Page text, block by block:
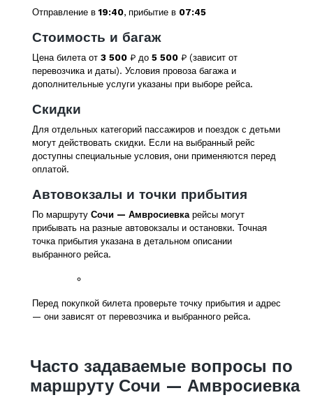
Отправление в19:40, прибытие в 07:45
Стоимость и багаж
Цена билета от 3 500 ₽ до 5 500 ₽ (зависит от
перевозчика и даты). Условия провоза багажа и
дополнительные услуги указаны при выборе рейса.
Скидки
Для отдельных категорий пассажиров и поездок с детьми
могут действовать скидки. Если на выбранный рейс
доступны специальные условия, они применяются перед
оплатой.
Автовокзалы и точки прибытия
По маршруту Сочи — Амвросиевкарейсы могут
прибывать на разные автовокзалы и остановки. Точная
точка прибытия указана в детальном описании
выбранного рейса.
Перед покупкой билета проверьте точку прибытия и адрес
— они зависят от перевозчика и выбранного рейса.
Часто задаваемые вопросы по
маршруту Сочи — Амвросиевка